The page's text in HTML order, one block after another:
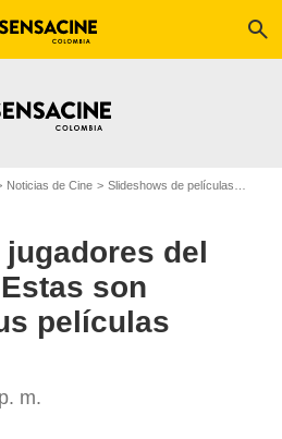
search
Noticias de Cine Slideshows de películas
del
son
películas
m.
Antena 2